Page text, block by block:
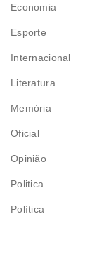
Economia
Esporte
Internacional
Literatura
Memória
Oficial
Opinião
Politica
Política